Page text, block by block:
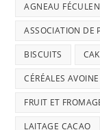
AGNEAU
ASSOCIATION DE
BISCUITS
CÉRÉALES
FRUIT ET
LAITAGE CACAO